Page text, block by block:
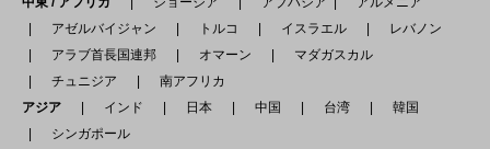
アゼルバイジャン
トルコ イスラエル
レバノン
アラブ首長国連邦
オマーン
マダガスカル
チュニジア
南アフリカ
アジア
インド 日本 中国 台湾
韓国
シンガポール